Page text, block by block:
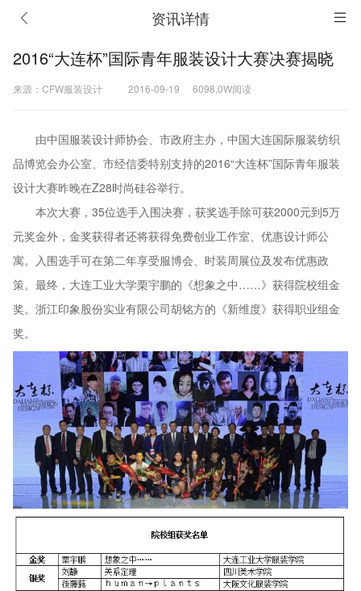
资讯详情
2016“大连杯”国际青年服装设计大赛决赛揭晓
来源：CFW服装设计 2016-09-19 6098.0W阅读
由中国服装设计师协会、市政府主办，中国大连国际服装纺织
品博览会办公室、市经信委特别支持的2016“大连杯”国际青年服装
设计大赛昨晚在Z28时尚硅谷举行。
本次大赛，35位选手入围决赛，获奖选手除可获2000元到5万
元奖金外，金奖获得者还将获得免费创业工作室、优惠设计师公
寓。入围选手可在第二年享受服博会、时装周展位及发布优惠政
策。最终，大连工业大学栗宇鹏的《想象之中……》获得院校组金
奖。浙江印象股份实业有限公司胡铭方的《新维度》获得职业组金
奖。